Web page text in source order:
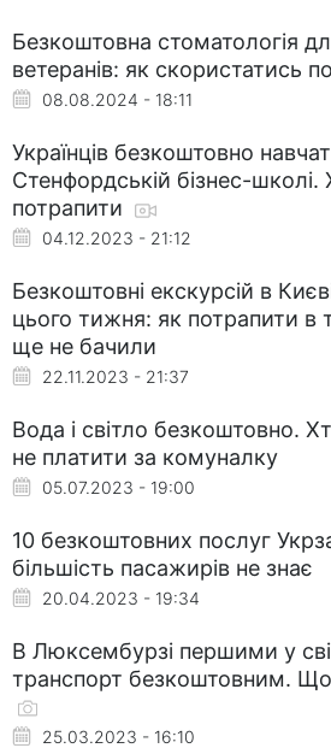
Безкоштовна стоматологія
ветеранів: як скористатись
08.08.2024 - 18:11
Українців безкоштовно
Стенфордській бізнес-
потрапити
04.12.2023 - 21:12
Безкоштовні екскурсій в
цього тижня: як потрапити в
ще не бачили
22.11.2023 - 21:37
Вода і світло безкоштовно.
не платити за комуналку
05.07.2023 - 19:00
10 безкоштовних послуг
більшість пасажирів не знає
20.04.2023 - 19:34
В Люксембурзі першими у
транспорт безкоштовним.
25.03.2023 - 16:10